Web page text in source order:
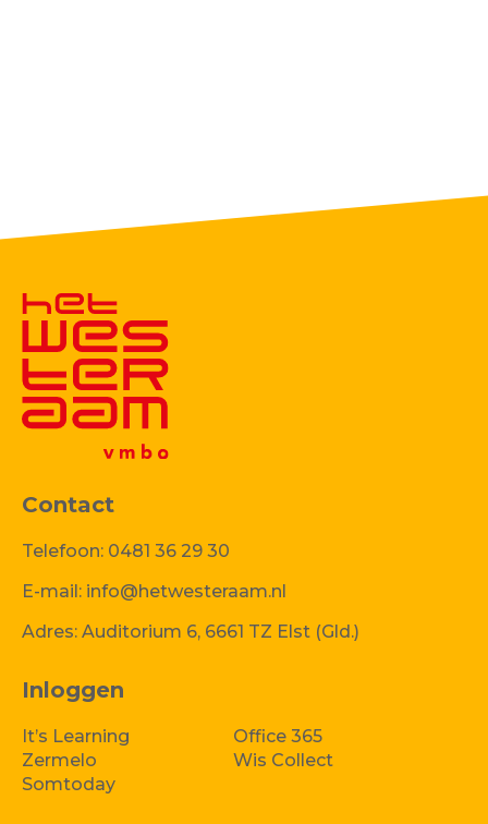
Inloggen
It’s Learning
Office 365
Zermelo
Wis Collect
Somtoday
Contact
Telefoon: 0481 36 29 30
E-mail: info@hetwesteraam.nl
Adres: Auditorium 6, 6661 TZ Elst (Gld.)